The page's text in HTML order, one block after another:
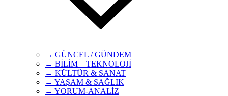
→ GÜNCEL / GÜNDEM
→ BİLİM – TEKNOLOJİ
→ KÜLTÜR & SANAT
→ YAŞAM & SAĞLIK
→ YORUM-ANALİZ